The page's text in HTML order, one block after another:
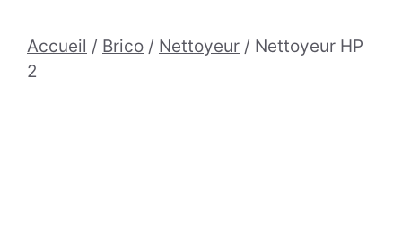
Accueil / Brico / Nettoyeur / Nettoyeur HP
2